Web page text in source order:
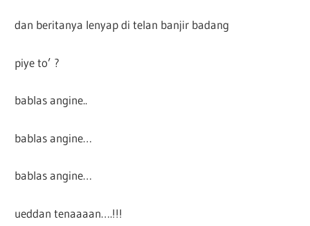
dan beritanya lenyap di telan banjir badang
piye to’ ?
bablas angine..
bablas angine…
bablas angine…
ueddan tenaaaan….!!!